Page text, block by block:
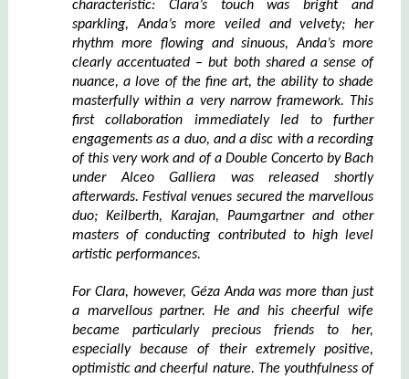
characteristic: Clara’s touch was bright and
sparkling, Anda’s more veiled and velvety; her
rhythm more flowing and sinuous, Anda’s more
clearly accentuated – but both shared a sense of
nuance, a love of the fine art, the ability to shade
masterfully within a very narrow framework. This
first collaboration immediately led to further
engagements as a duo, anda disc with a recording
of this very work and ofa Double Concerto by Bach
under Alceo Galliera was released shortly
afterwards. Festival venues secured the marvellous
duo; Keilberth, Karajan, Paumgartner and other
masters of conducting contributed to high level
artistic performances.
For Clara, however, Géza Anda was more than just
a marvellous partner. He and his cheerful wife
became particularly precious friends to her,
especially because of their extremely positive,
optimistic and cheerful nature. The youthfulness of